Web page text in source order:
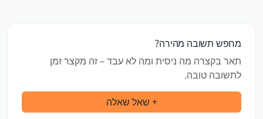
מחפש תשובה מהירה?
תאר בקצרה מה ניסית ומה לא עבד – זה מקצר זמן
לתשובה טובה.
+ שאל שאלה